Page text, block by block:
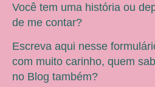
Você tem uma história ou
de me contar?
Escreva aqui nesse
com muito carinho, quem
no Blog também?